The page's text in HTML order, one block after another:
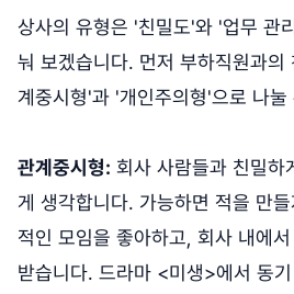
상사의 유형은 '친밀도'와 '업무 관
눠 보겠습니다. 먼저 부하직원과의
계중시형'과 '개인주의형'으로 나눌
관계중시형: 회사 사람들과 친밀하
게 생각합니다. 가능하면 적을 만
적인 모임을 좋아하고, 회사 내에
받습니다. 드라마 <미생>에서 동